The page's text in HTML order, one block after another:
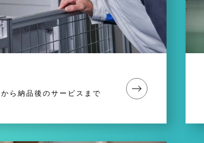
ら納品後のサービスまで